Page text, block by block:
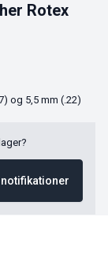
Rotex
og 5,5 mm (.22)